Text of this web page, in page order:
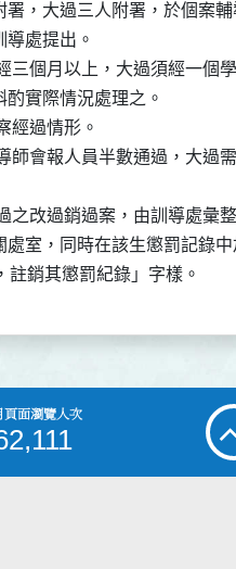
附署，大過三人附署，於個案
導處提出。
經三個月以上，大過須經一個
酌實際情況處理之。
經過情形。
導師會報人員半數通過，大過
過之改過銷過案，由訓導處彙
關處室，同時在該生懲罰記錄
註銷其懲罰紀錄」字樣。
頁面瀏覽人次